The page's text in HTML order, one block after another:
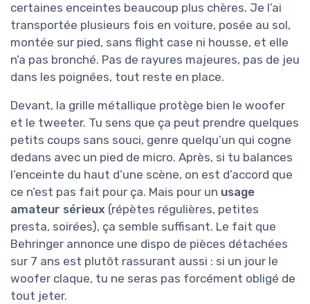
certaines enceintes beaucoup plus chères. Je l’ai
transportée plusieurs fois en voiture, posée au sol,
montée sur pied, sans flight case ni housse, et elle
n’a pas bronché. Pas de rayures majeures, pas de jeu
dans les poignées, tout reste en place.
Devant, la grille métallique protège bien le woofer
et le tweeter. Tu sens que ça peut prendre quelques
petits coups sans souci, genre quelqu’un qui cogne
dedans avec un pied de micro. Après, si tu balances
l’enceinte du haut d’une scène, on est d’accord que
ce n’est pas fait pour ça. Mais pour un usage
amateur sérieux (répètes régulières, petites
presta, soirées), ça semble suffisant. Le fait que
Behringer annonce une dispo de pièces détachées
sur 7 ans est plutôt rassurant aussi : si un jour le
woofer claque, tu ne seras pas forcément obligé de
tout jeter.